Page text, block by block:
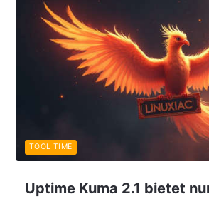
Uptime Kuma 2.1 bietet
TOOL TIME